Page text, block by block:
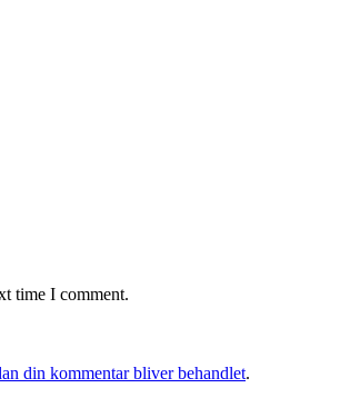
time I comment.
din kommentar bliver behandlet.